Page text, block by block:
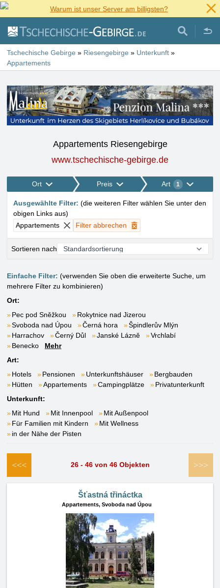
Warum ist unser Server am billigsten?
Tschechische Gebirge » Riesengebirge » Unterkunft »
Appartements
Appartements Riesengebirge
www.tschechische-gebirge.de
Ort Preis Art 1
Ausgewählte Filter: (die weiteren Filter wählen Sie unter den
obigen Links aus)
Appartements
Filter abbrechen
Sortieren nach
Einfache Filter: (verwenden Sie oben die erweiterte Suche, um
mehrere Filter zu kombinieren)
Ort:
Pec pod Sněžkou
Rokytnice nad Jizerou
Svoboda nad Úpou
Černá hora
Špindlerův Mlýn
Harrachov
Černý Důl Janské Lázně
Vrchlabí
Benecko
Mehr
Art:
Hotels
Pensionen Unterkunftshäuser
Bergbauden
Hütten
Appartements Campingplätze
Privatunterkunft
Unterkunft:
Mit Hund
Mit Innenpool
Mit Außenpool
Für Familien mit Kindern
Mit Wellness
in der Nähe der Pisten
<<< 26 - 46 von 46 Objekten >>>
Šťastná třináctka
Appartements, Svoboda nad Úpou